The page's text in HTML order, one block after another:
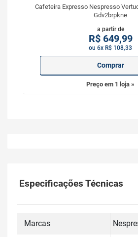
Cafeteira Expresso Nespresso
Gdv2brpkne
a partir de
R$649,99
ou 6x R$ 108,33
Comprar
Preço em 1 loja »
Especificações Técnicas
Marcas